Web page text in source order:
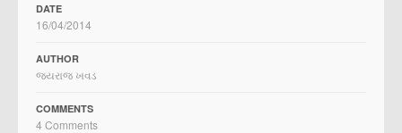
DATE
16/04/2014
AUTHOR
જયરાજ ખવડ
COMMENTS
4 Comments